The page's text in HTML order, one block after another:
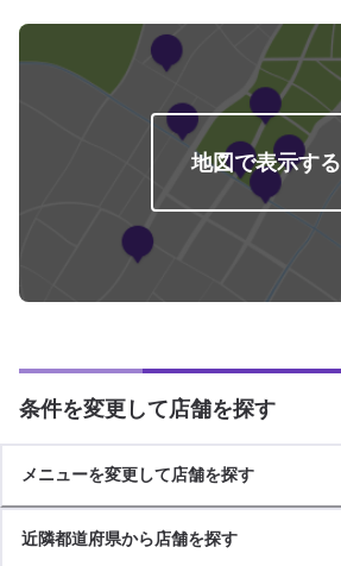
地図で表示する
条件を変更して店舗を探す
メニューを変更して店舗を探す
近隣都道府県から店舗を探す